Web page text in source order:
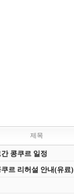
제목
콩쿠르 일정
르 리허설 안내(유료)